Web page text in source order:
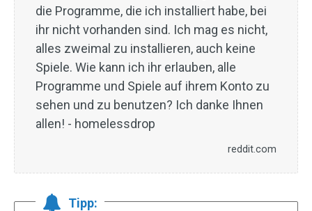
die Programme, die ich installiert habe, bei
ihr nicht vorhanden sind. Ich mag es nicht,
alles zweimal zu installieren, auch keine
Spiele. Wie kann ich ihr erlauben, alle
Programme und Spiele auf ihrem Konto zu
sehen und zu benutzen? Ich danke Ihnen
allen! - homelessdrop
reddit.com
Tipp: